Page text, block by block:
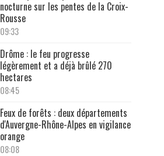
nocturne sur les pentes de la Croix-
Rousse
09:33
Drôme : le feu progresse
légèrement et a déjà brûlé 270
hectares
08:45
Feux de forêts : deux départements
d'Auvergne-Rhône-Alpes en vigilance
orange
08:08